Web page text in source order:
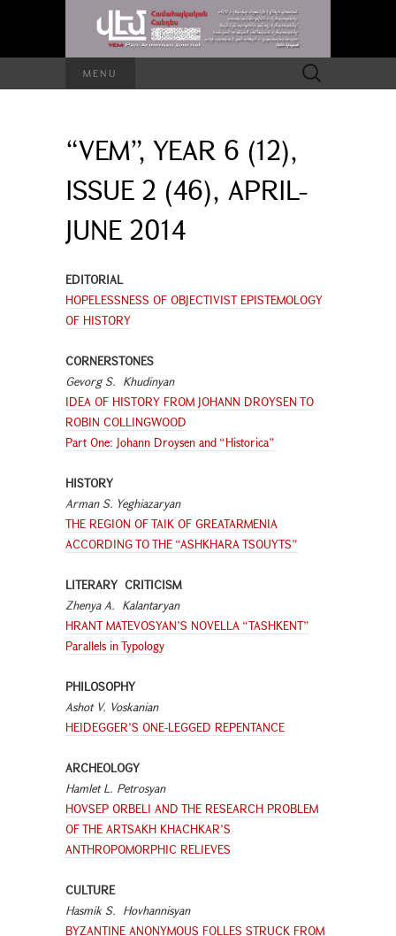
MENU
Search
for:
“VEM”, YEAR 6 (12),
ISSUE 2 (46), APRIL-
JUNE 2014
EDITORIAL
HOPELESSNESS OF OBJECTIVIST EPISTEMOLOGY
OF HISTORY
CORNERSTONES
Gevorg S. Khudinyan
IDEA OF HISTORY FROM JOHANN DROYSEN TO
ROBIN COLLINGWOOD
Part One: Johann Droysen and “Historica”
HISTORY
Arman S. Yeghiazaryan
THE REGION OF TAIK OF GREATARMENIA
ACCORDING TO THE “ASHKHARA TSOUYTS”
LITERARY CRITICISM
Zhenya A. Kalantaryan
HRANT MATEVOSYAN’S NOVELLA “TASHKENT”
Parallels in Typology
PHILOSOPHY
Ashot V. Voskanian
HEIDEGGER’S ONE-LEGGED REPENTANCE
ARCHEOLOGY
Hamlet L. Petrosyan
HOVSEP ORBELI AND THE RESEARCH PROBLEM
OF THE ARTSAKH KHACHKAR’S
ANTHROPOMORPHIC RELIEVES
CULTURE
Hasmik S. Hovhannisyan
BYZANTINE ANONYMOUS FOLLES STRUCK FROM